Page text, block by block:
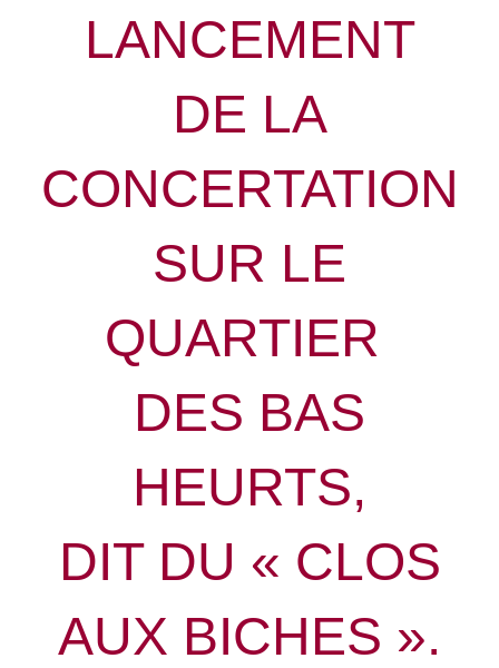
LANCEMENT
DE LA
CONCERTATION
SUR LE
QUARTIER
DES BAS
HEURTS,
DIT DU « CLOS
AUX BICHES ».